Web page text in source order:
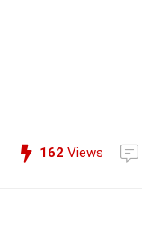
162 Views